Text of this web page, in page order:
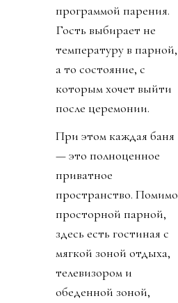
программой парения.
Гость выбирает не
температуру в парной,
а то состояние, с
которым хочет выйти
после церемонии.
При этом каждая баня
— это полноценное
приватное
пространство. Помимо
просторной парной,
здесь есть гостиная с
мягкой зоной отдыха,
телевизором и
обеденной зоной,